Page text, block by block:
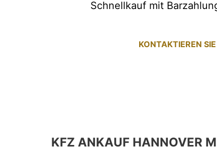
Schnellkauf mit
KONTAKTIEREN
KFZ ANKAUF HANNOVER